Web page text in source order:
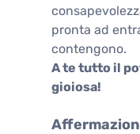
pronta ad
contengono.
A te tutto il
gioiosa!